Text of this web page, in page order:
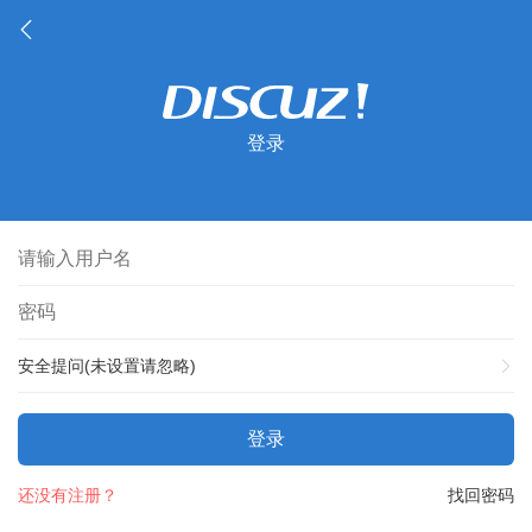
登录
安全提问(未设置请忽略)
登录
找回密码
还没有注册？